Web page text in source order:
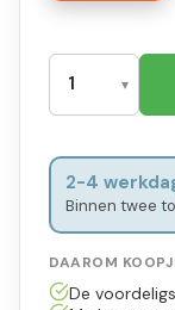
2-4
Binnen twee
DAAROM
De